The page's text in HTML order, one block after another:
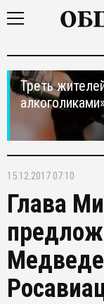
Треть
15.12.2017 07:10
Глава